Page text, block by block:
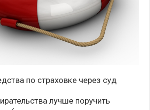
по страховке через суд
лучше поручить